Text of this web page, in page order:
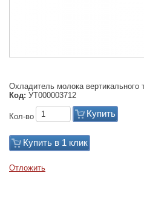
Охладитель молока
Код: УТ000003712
Кол-во Купить
Купить в 1 клик
Отложить